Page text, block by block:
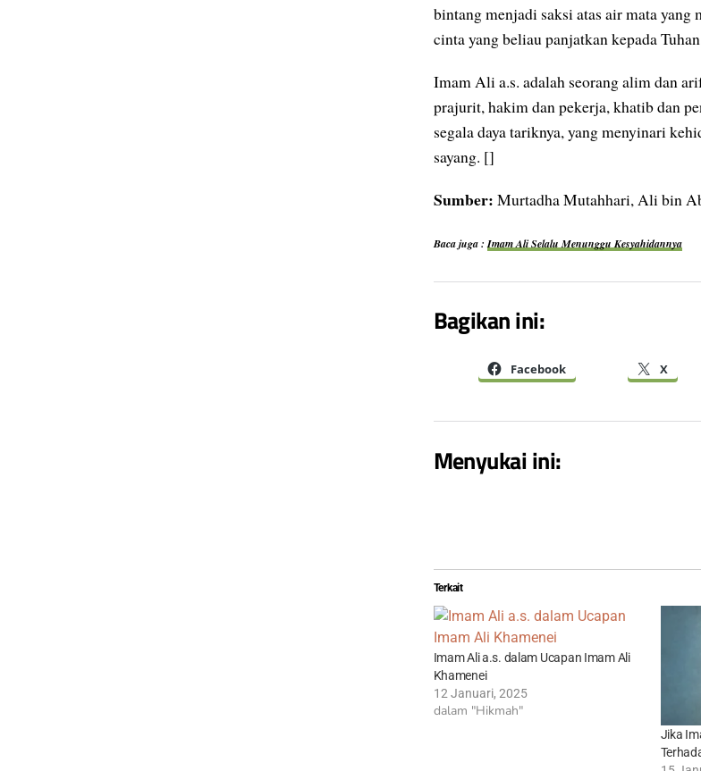
bintang menjadi saksi atas air mata
cinta yang beliau panjatkan kepada
Imam Ali a.s. adalah seorang alim dan
prajurit, hakim dan pekerja, khatib dan
segala daya tariknya, yang menyinari
sayang. []
Sumber: Murtadha Mutahhari, Ali bin
Baca juga :Imam Ali Selalu Menunggu Kesyahidannya
Bagikan ini:
Facebook X
Menyukai ini:
Terkait
Imam Ali a.s. dalam Ucapan Imam Ali
Khamenei
12 Januari, 2025
dalam "Hikmah"
Jika